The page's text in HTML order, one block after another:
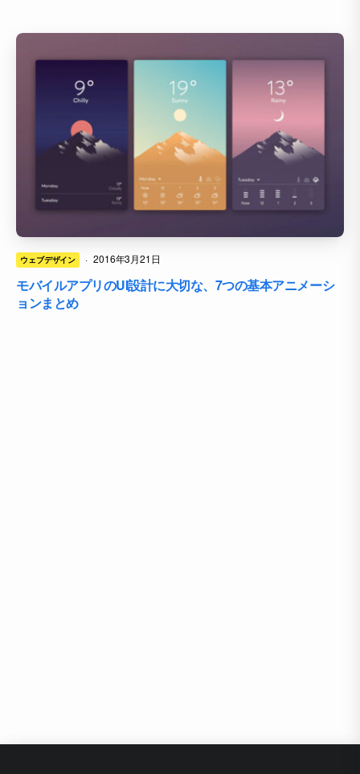
ウェブデザイン · 2016年3月21日
モバイルアプリのUI設計に大切な、7つの基本アニメーシ
ョンまとめ